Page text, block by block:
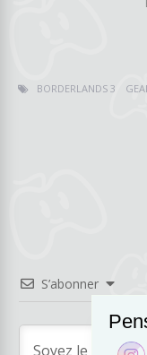
BORDERLANDS 3
S’abonner